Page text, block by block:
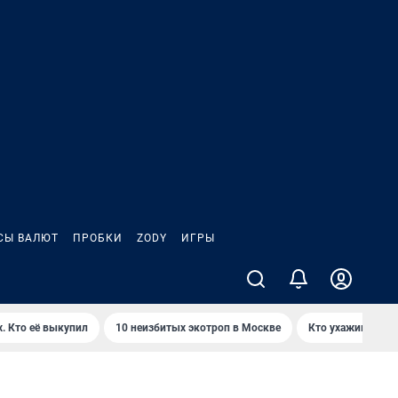
ВАЛЮТ ПРОБКИ ZODY ИГРЫ
Кто её выкупил 10 неизбитых экотроп в Москве Кто ухаживает